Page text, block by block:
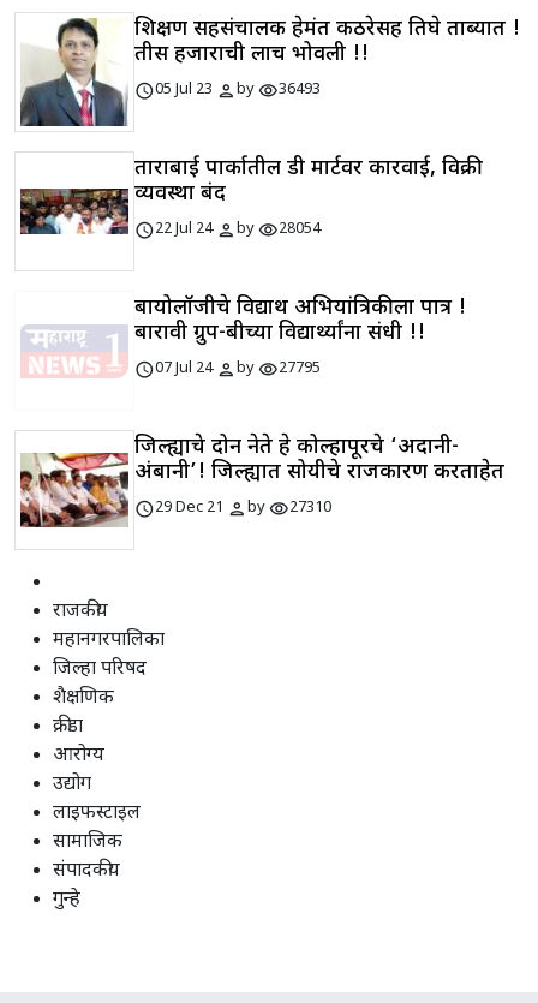
शिक्षण सहसंचालक हेमंत कठरेसह तिघे ताब्यात !
तीस हजाराची लाच भोवली !!
schedule05 Jul 23 personbyvisibility36493
ताराबाई पार्कातील डी मार्टवर कारवाई, विक्री
व्यवस्था बंद
schedule22 Jul 24 personbyvisibility28054
बायोलॉजीचे विद्यार्थी अभियांत्रिकीला पात्र !
बारावी ग्रुप-बीच्या विद्यार्थ्यांना संधी !!
schedule07 Jul 24 personbyvisibility27795
जिल्ह्याचे दोन नेते हे कोल्हापूरचे ‘अदानी-
अंबानी’! जिल्ह्यात सोयीचे राजकारण करताहेत
schedule29 Dec 21 personbyvisibility27310
राजकीय
महानगरपालिका
जिल्हा परिषद
शैक्षणिक
क्रीडा
आरोग्य
उद्योग
लाइफस्टाइल
सामाजिक
संपादकीय
गुन्हे